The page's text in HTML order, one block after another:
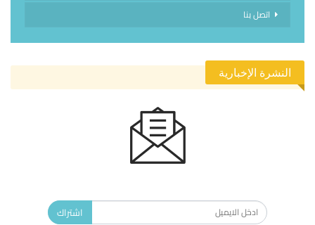
اتصل بنا
النشرة الإخبارية
اشتراك